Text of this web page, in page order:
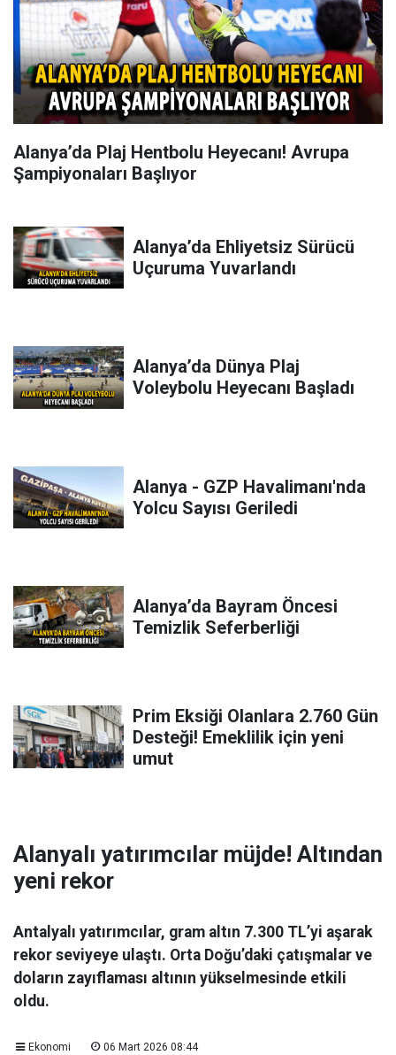
Alanya’da Plaj Hentbolu Heyecanı! Avrupa
Şampiyonaları Başlıyor
Alanya’da Ehliyetsiz Sürücü
Uçuruma Yuvarlandı
Alanya’da Dünya Plaj
Voleybolu Heyecanı Başladı
Alanya - GZP Havalimanı'nda
Yolcu Sayısı Geriledi
Alanya’da Bayram Öncesi
Temizlik Seferberliği
Prim Eksiği Olanlara 2.760 Gün
Desteği! Emeklilik için yeni
umut
Alanyalı yatırımcılar müjde! Altından
yeni rekor
Antalyalı yatırımcılar, gram altın 7.300 TL’yi aşarak
rekor seviyeye ulaştı. Orta Doğu’daki çatışmalar ve
doların zayıflaması altının yükselmesinde etkili
oldu.
Ekonomi 06 Mart 2026 08:44